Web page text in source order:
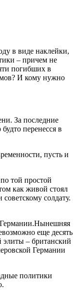
в виде наклейки,
– причем не
погибших в
И кому нужно
За последние
перенесся в
пусть и
той простой
как живой стоял
солдату.
Нынешняя
еще десять
элиты – британский
Германии
политики